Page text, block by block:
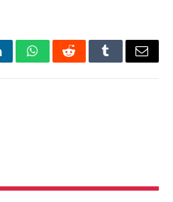
WhatsAppRedditTumblrEmail